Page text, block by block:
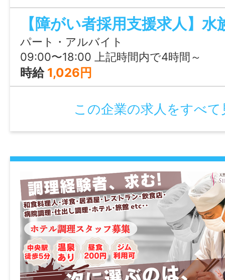
勤務地変更の可能性：なし
給与
時給 1,026円
賞与
パート・アルバイト
経験
不問
年齢制限
不問
がら、楽しくおしゃれなレストランで働
パート・アルバイト
09:00〜18:00 上記時間内で4時間～
時給 1,026円
この企業の求人をすべて